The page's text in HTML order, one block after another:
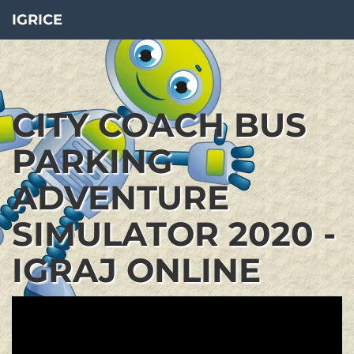
IGRICE
CITY COACH BUS
PARKING
ADVENTURE
SIMULATOR 2020 -
IGRAJ ONLINE